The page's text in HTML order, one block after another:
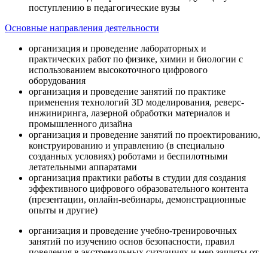
поступлению в педагогические вузы
Основные направления деятельности
организация и проведение лабораторных и
практических работ по физике, химии и биологии с
использованием высокоточного цифрового
оборудования
организация и проведение занятий по практике
применения технологий 3D моделирования, реверс-
инжиниринга, лазерной обработки материалов и
промышленного дизайна
организация и проведение занятий по проектированию,
конструированию и управлению (в специально
созданных условиях) роботами и беспилотными
летательными аппаратами
организация практики работы в студии для создания
эффективного цифрового образовательного контента
(презентации, онлайн-вебинары, демонстрационные
опыты и другие)
организация и проведение учебно-тренировочных
занятий по изучению основ безопасности, правил